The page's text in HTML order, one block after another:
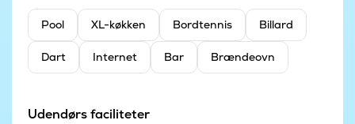
Pool XL-køkken Bordtennis Billard
Dart Internet Bar Brændeovn
Udendørs faciliteter